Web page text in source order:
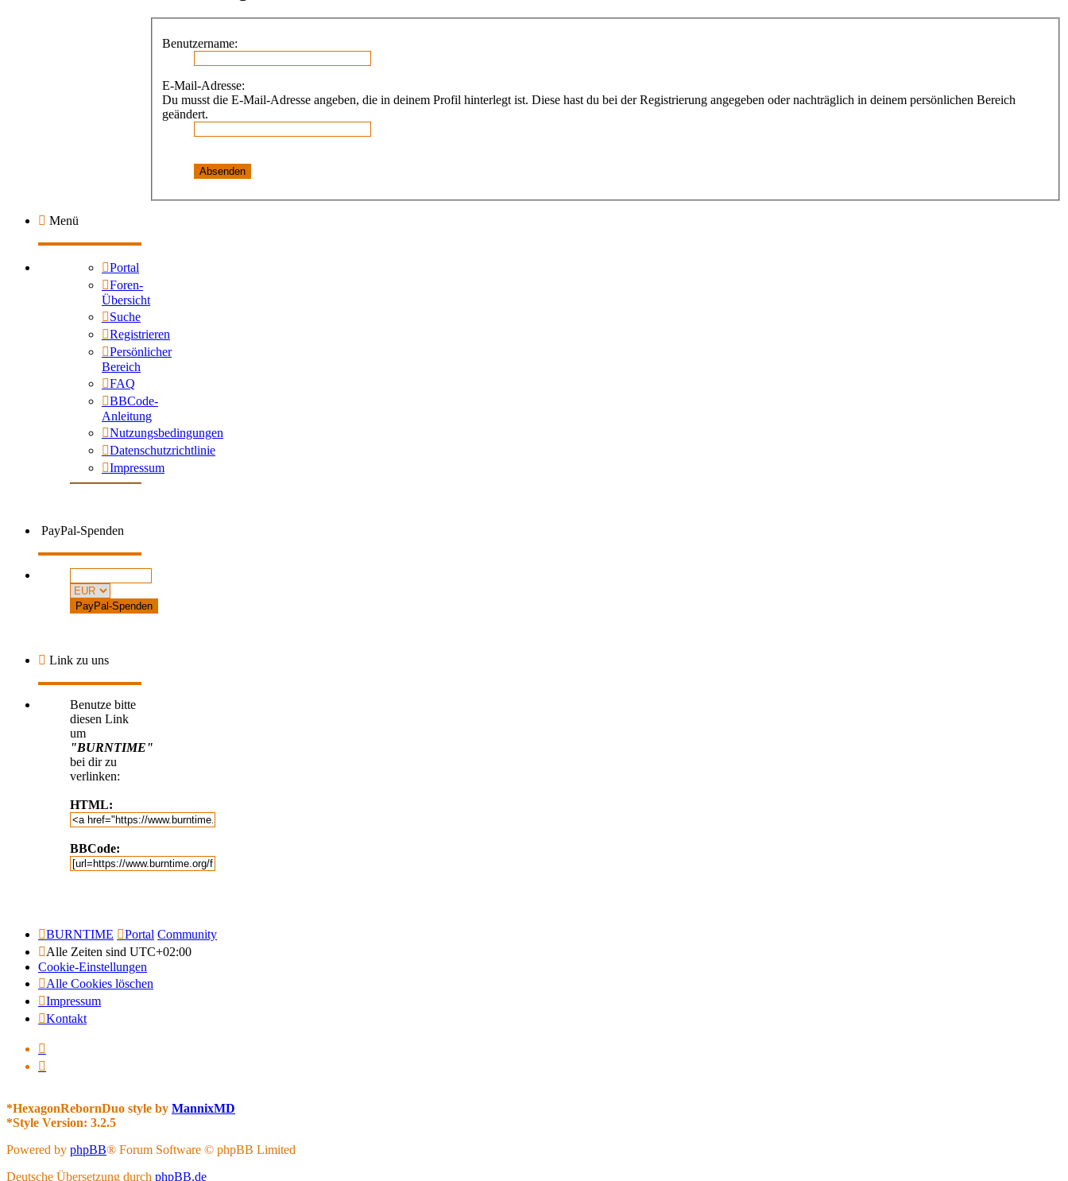
Benutzername:
E-Mail-Adresse:
Du musst die E-Mail-Adresse angeben, die in deinem Profil hinterlegt ist. Diese hast du bei der Registrierung angegeben oder nachträglich in deinem persönlichen Bereich
geändert.
Menü
Portal
Foren-
Übersicht
Suche
Registrieren
Persönlicher
Bereich
FAQ
BBCode-
Anleitung
Nutzungsbedingungen
Datenschutzrichtlinie
Impressum
PayPal-Spenden
Link zu uns
Benutze bitte
diesen Link
um
"BURNTIME"
bei dir zu
verlinken:
HTML:
BBCode:
BURNTIME Portal Community
Alle Zeiten sind UTC+02:00
Cookie-Einstellungen
Alle Cookies löschen
Impressum
Kontakt
*HexagonRebornDuo style by MannixMD
*Style Version: 3.2.5
Powered by phpBB® Forum Software © phpBB Limited
Deutsche Übersetzung durch phpBB.de